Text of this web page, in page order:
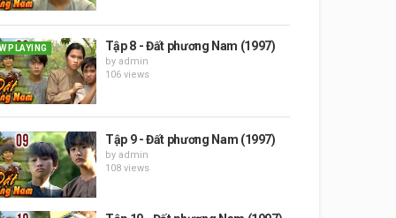
PLAYING Tập 8 - Đất phương Nam (1997)
by admin
106 views
Tập 9 - Đất phương Nam (1997)
by admin
108 views